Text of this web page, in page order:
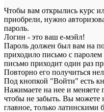
Чтобы вам открылись курс
приобрели, нужно
пароль.
Логин - это ваш е-мэйл!
Пароль должен был вам на
приходило письмо с
письмо приходит один раз
Повторно его получиться
Под кнопкой "Войти" есть
Нажимаете на нее и меняете
чтобы не забыть. Вы можете
главное, только латинскими